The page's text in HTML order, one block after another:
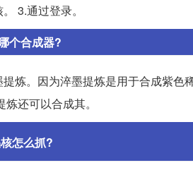
3.通过登录。
个合成器?
炼。因为淬墨提炼是用于合成紫
还可以合成其。
怎么抓?